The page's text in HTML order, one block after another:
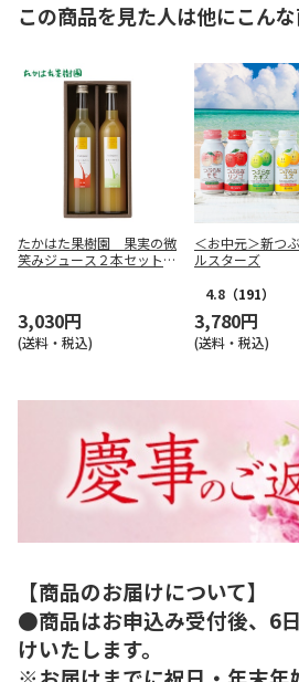
この商品を見た人は他にこん
たかはた果樹園 果実の微
笑みジュース２本セット
3,030円
(送料・税込)
＜お中元＞新つ
ルスターズ
4.8 （191）
3,780円
(送料・税込)
【商品のお届けについて】
●商品はお申込み受付後、6
けいたします。